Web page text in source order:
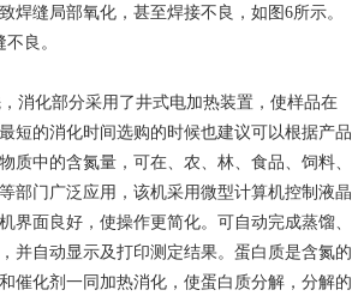
焊缝局部氧化，甚至焊接不良，如图6所示。
良。
消化部分采用了井式电加热装置，使样品在
短的消化时间选购的时候也建议可以根据产品
质中的含氮量，可在、农、林、食品、饲料、
部门广泛应用，该机采用微型计算机控制液晶
界面良好，使操作更简化。可自动完成蒸馏、
并自动显示及打印测定结果。蛋白质是含氮的
催化剂一同加热消化，使蛋白质分解，分解的